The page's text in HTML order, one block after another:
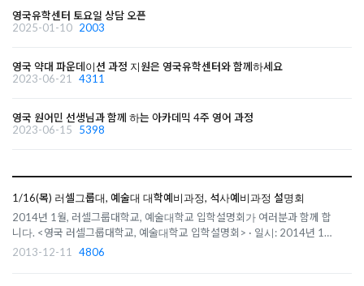
영국유학센터 토요일 상담 오픈
2025-01-10 2003
영국 약대 파운데이션 과정 지원은 영국유학센터와 함께하세요
2023-06-21
4311
영국 원어민 선생님과 함께 하는 아카데믹 4주 영어 과정
2023-06-15
5398
1/16(목) 러셀그룹대, 예술대 대학예비과정, 석사예비과정 설명회
2014년 1월, 러셀그룹대학교, 예술대학교 입학설명회가 여러분과 함께 합
니다. <영국 러셀그룹대학교, 예술대학교 입학설명회> · 일시: 2014년 1월
16일 (목) 18:00-20:00 · 장소: 주한영국문화원 광화문센터 (지하철 5호선
2013-12-11 4806